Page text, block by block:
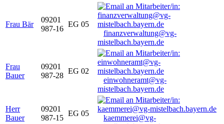
Frau Bär
09201
987-16
EG 05
finanzverwaltung@vg-
mistelbach.bayern.de
Frau
Bauer
09201
987-28
EG 02
einwohneramt@vg-
mistelbach.bayern.de
Herr
Bauer
09201
987-15
EG 05
kaemmerei@vg-